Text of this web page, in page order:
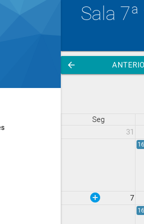
Sala
arrow_back
Seg
31
7
add_circle